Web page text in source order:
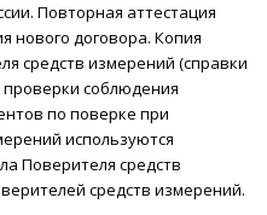
Повторная аттестация
нового договора. Копия
средств измерений (справки
соблюдения
по поверке при
используются
Поверителя средств
средств измерений.